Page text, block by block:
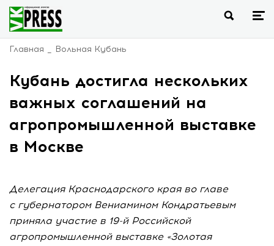
Главная Вольная Кубань
Кубань достигла нескольких
важных соглашений на
агропромышленной выставке
в Москве
Делегация Краснодарского края во главе
с губернатором Вениамином Кондратьевым
приняла участие в 19-й Российской
агропромышленной выставке «Золотая